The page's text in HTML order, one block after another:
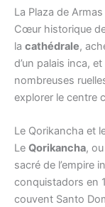
La Plaza de
Cœur historique
la cathédrale,
d’un palais inca,
nombreuses
explorer le centre
Le Qorikancha et
Le Qorikancha,
sacré de l’empire
conquistadors en
couvent Santo